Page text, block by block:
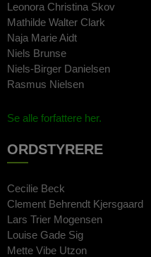
Leonora Christina Skov
Mathilde Walter Clark
Naja Marie Aidt
Niels Brunse
Niels-Birger Danielsen
Rasmus Nielsen
Se alle forfattere her.
ORDSTYRERE
Cecilie Beck
Clement Behrendt Kjersgaard
Lars Trier Mogensen
Louise Gade Sig
Mette Vibe Utzon